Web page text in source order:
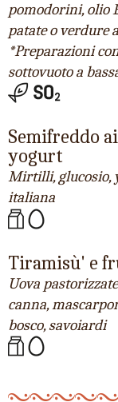
pomodorini, olio
patate o verdure
*Preparazioni
sottovuoto a
Semifreddo
yogurt
Mirtilli, glucosio,
italiana
Tiramisù' e
Uova
canna,
bosco, savoiardi